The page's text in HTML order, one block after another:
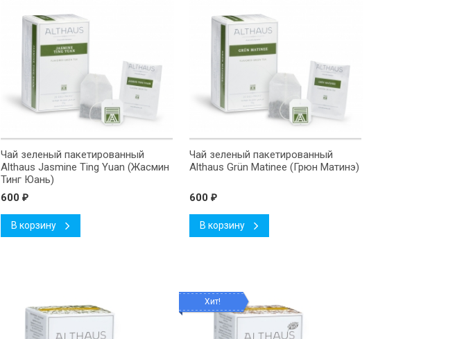
Чай зеленый пакетированный
Althaus Jasmine Ting Yuan (Жасмин
Тинг Юань)
600 ₽
В корзину
Чай зеленый пакетированный
Althaus Grün Matinee (Грюн Матинэ)
600 ₽
В корзину
Хит!